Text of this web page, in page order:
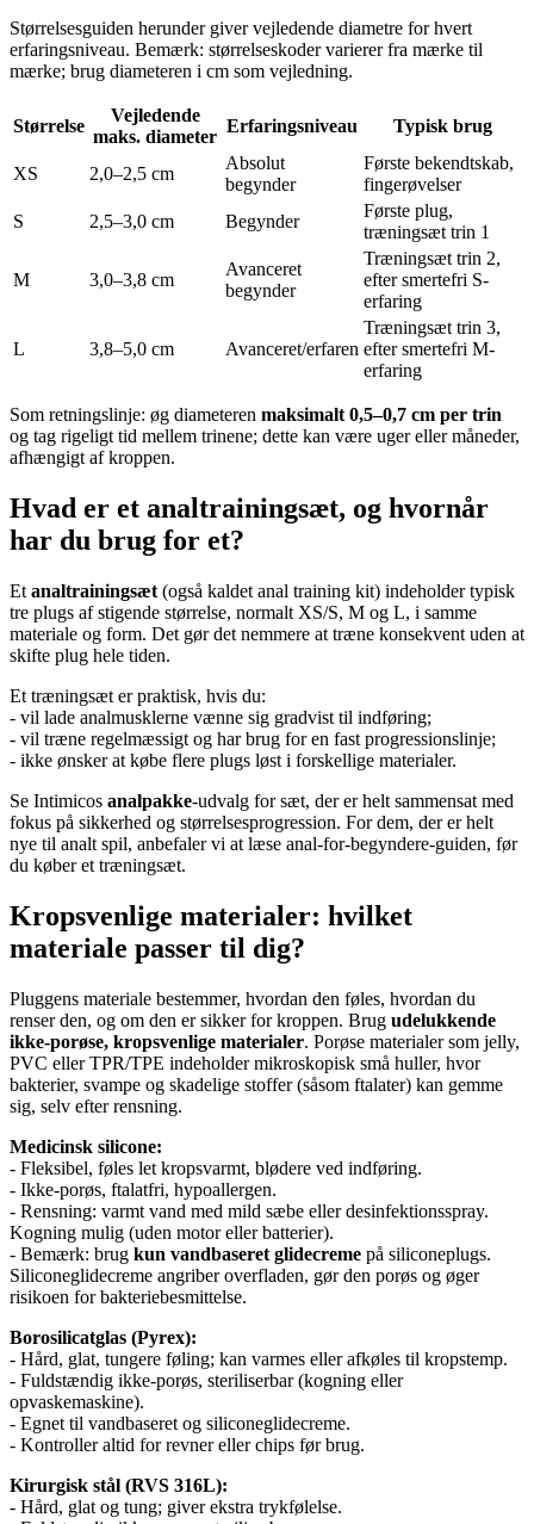
Størrelsesguiden herunder giver vejledende diametre for hvert
erfaringsniveau. Bemærk: størrelseskoder varierer fra mærke til
mærke; brug diameteren i cm som vejledning.
Størrelse
Vejledende
maks. diameter
Erfaringsniveau Typisk brug
XS 2,0–2,5 cm
Absolut
begynder
Første bekendtskab,
fingerøvelser
S
2,5–3,0 cm Begynder
Første plug,
træningsæt trin 1
M 3,0–3,8 cm
Avanceret
begynder
Træningsæt trin 2,
efter smertefri S-
erfaring
L 3,8–5,0 cm Avanceret/erfaren
Træningsæt trin 3,
efter smertefri M-
erfaring
Som retningslinje: øg diameteren maksimalt 0,5–0,7 cm per trin
og tag rigeligt tid mellem trinene; dette kan være uger eller måneder,
afhængigt af kroppen.
Hvad er et analtrainingsæt, og hvornår
har du brug for et?
Et analtrainingsæt (også kaldet anal training kit) indeholder typisk
tre plugs af stigende størrelse, normalt XS/S, M og L, i samme
materiale og form. Det gør det nemmere at træne konsekvent uden at
skifte plug hele tiden.
Et træningsæt er praktisk, hvis du:
- vil lade analmusklerne vænne sig gradvist til indføring;
- vil træne regelmæssigt og har brug for en fast progressionslinje;
- ikke ønsker at købe flere plugs løst i forskellige materialer.
Se Intimicos analpakke-udvalg for sæt, der er helt sammensat med
fokus på sikkerhed og størrelsesprogression. For dem, der er helt
nye til analt spil, anbefaler vi at læse anal-for-begyndere-guiden, før
du køber et træningsæt.
Kropsvenlige materialer: hvilket
materiale passer til dig?
Pluggens materiale bestemmer, hvordan den føles, hvordan du
renser den, og om den er sikker for kroppen. Brug udelukkende
ikke-porøse, kropsvenlige materialer. Porøse materialer som jelly,
PVC eller TPR/TPE indeholder mikroskopisk små huller, hvor
bakterier, svampe og skadelige stoffer (såsom ftalater) kan gemme
sig, selv efter rensning.
Medicinsk silicone:
- Fleksibel, føles let kropsvarmt, blødere ved indføring.
- Ikke-porøs, ftalatfri, hypoallergen.
- Rensning: varmt vand med mild sæbe eller desinfektionsspray.
Kogning mulig (uden motor eller batterier).
- Bemærk: brug kun vandbaseret glidecreme på siliconeplugs.
Siliconeglidecreme angriber overfladen, gør den porøs og øger
risikoen for bakteriebesmittelse.
Borosilicatglas (Pyrex):
- Hård, glat, tungere føling; kan varmes eller afkøles til kropstemp.
- Fuldstændig ikke-porøs, steriliserbar (kogning eller
opvaskemaskine).
- Egnet til vandbaseret og siliconeglidecreme.
- Kontroller altid for revner eller chips før brug.
Kirurgisk stål (RVS 316L):
- Hård, glat og tung; giver ekstra trykfølelse.